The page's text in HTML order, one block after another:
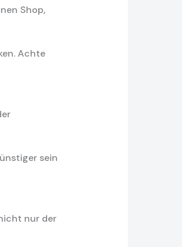
Shop,
Achte
sein
nur der